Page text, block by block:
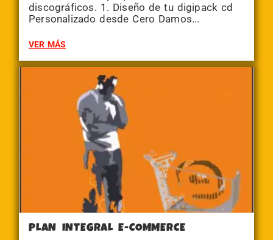
discográficos. 1. Diseño de tu digipack cd
Personalizado desde Cero Damos...
VER MÁS
PLAN INTEGRAL E-COMMERCE